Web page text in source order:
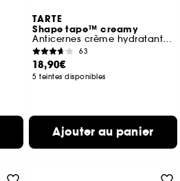
TARTE
Shape tape™ creamy
Anticernes crème hydratant haute couvrance (format voyage)
63
18,90€
5 teintes disponibles
Ajouter au panier